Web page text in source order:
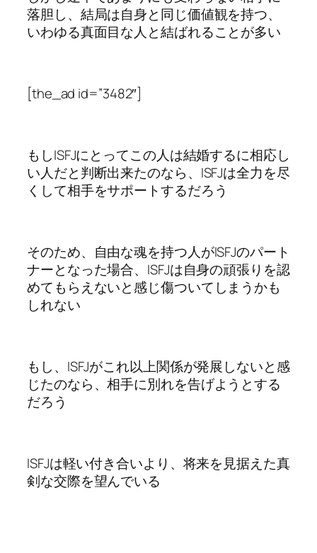
落胆し、結局は自身と同じ価値観を持つ、
いわゆる真面目な人と結ばれることが多い
[the_ad id=”3482″]
もしISFJにとってこの人は結婚するに相応し
い人だと判断出来たのなら、ISFJは全力を尽
くして相手をサポートするだろう
そのため、自由な魂を持つ人がISFJのパート
ナーとなった場合、ISFJは自身の頑張りを認
めてもらえないと感じ傷ついてしまうかも
しれない
もし、ISFJがこれ以上関係が発展しないと感
じたのなら、相手に別れを告げようとする
だろう
ISFJは軽い付き合いより、将来を見据えた真
剣な交際を望んでいる